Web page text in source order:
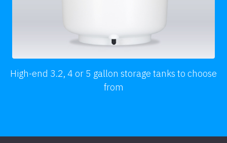
High-end 3.2, 4 or 5 gallon storage tanks to choose
from